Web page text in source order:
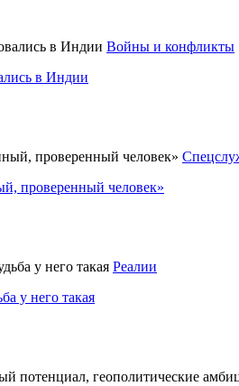
Войны и конфликты
в Индии
проверенный человек»
Реалии
у него такая